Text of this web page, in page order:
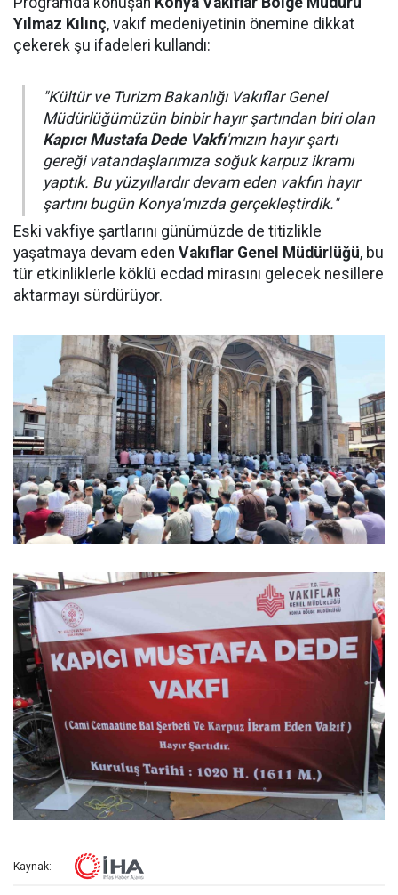
Yılmaz Kılınç, vakıf medeniyetinin önemine dikkat
çekerek şu ifadeleri kullandı:
"Kültür ve Turizm Bakanlığı Vakıflar Genel
Müdürlüğümüzün binbir hayır şartından biri olan
Kapıcı Mustafa Dede Vakfı'mızın hayır şartı
gereği vatandaşlarımıza soğuk karpuz ikramı
yaptık. Bu yüzyıllardır devam eden vakfın hayır
şartını bugün Konya'mızda gerçekleştirdik."
Eski vakfiye şartlarını günümüzde de titizlikle
yaşatmaya devam eden Vakıflar Genel Müdürlüğü, bu
tür etkinliklerle köklü ecdad mirasını gelecek nesillere
aktarmayı sürdürüyor.
Kaynak: